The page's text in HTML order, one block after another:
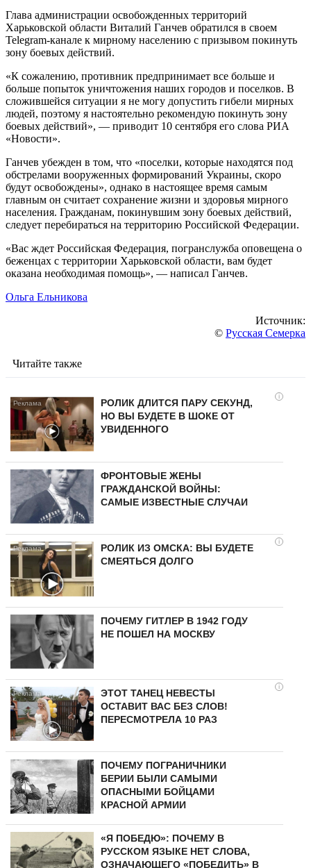
Глава администрации освобожденных территорий
Харьковской области Виталий Ганчев обратился в своем
Telegram-канале к мирному населению с призывом покинуть
зону боевых действий.
«К сожалению, противник предпринимает все больше и
больше попыток уничтожения наших городов и поселков. В
сложившейся ситуации я не могу допустить гибели мирных
людей, поэтому я настоятельно рекомендую покинуть зону
боевых действий», — приводит 10 сентября его слова РИА
«Новости».
Ганчев убежден в том, что «поселки, которые находятся под
обстрелами вооруженных формирований Украины, скоро
будут освобождены», однако в настоящее время самым
главным он считает сохранение жизни и здоровья мирного
населения. Гражданам, покинувшим зону боевых действий,
следует перебираться на территорию Российской Федерации.
«Вас ждет Российская Федерация, погранслужба оповещена о
беженцах с территории Харьковской области, вам будет
оказана необходимая помощь», — написал Ганчев.
Ольга Ельникова
Источник:
© Русская Семерка
Читайте также
i
РОЛИК ДЛИТСЯ ПАРУ СЕКУНД,
НО ВЫ БУДЕТЕ В ШОКЕ ОТ
УВИДЕННОГО
ФРОНТОВЫЕ ЖЕНЫ
ГРАЖДАНСКОЙ ВОЙНЫ:
САМЫЕ ИЗВЕСТНЫЕ СЛУЧАИ
i
РОЛИК ИЗ ОМСКА: ВЫ БУДЕТЕ
СМЕЯТЬСЯ ДОЛГО
ПОЧЕМУ ГИТЛЕР В 1942 ГОДУ
НЕ ПОШЕЛ НА МОСКВУ
i
ЭТОТ ТАНЕЦ НЕВЕСТЫ
ОСТАВИТ ВАС БЕЗ СЛОВ!
ПЕРЕСМОТРЕЛА 10 РАЗ
ПОЧЕМУ ПОГРАНИЧНИКИ
БЕРИИ БЫЛИ САМЫМИ
ОПАСНЫМИ БОЙЦАМИ
КРАСНОЙ АРМИИ
«Я ПОБЕДЮ»: ПОЧЕМУ В
РУССКОМ ЯЗЫКЕ НЕТ СЛОВА,
ОЗНАЧАЮЩЕГО «ПОБЕДИТЬ» В